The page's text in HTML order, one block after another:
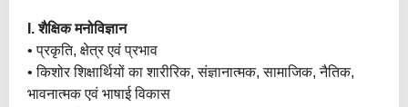
I. शैक्षिक मनोविज्ञान
• प्रकृति, क्षेत्र एवं प्रभाव
• किशोर शिक्षार्थियों का शारीरिक, संज्ञानात्मक, सामाजिक, नैतिक,
भावनात्मक एवं भाषाई विकास